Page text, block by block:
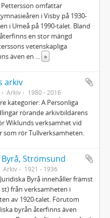
omfattar
i Visby på 1930-
i Umeå på 1990-talet. Bland
en stor mängd
vetenskapliga
även en
»
arkiv
Arkiv 1980 - 2016
kategorier: A Personliga
rörande arkivbildarens
Wiklunds verksamhet vid
som rör Tullverksamheten.
Strömsund
Arkiv 1921 - 1936
Byrå innehåller främst
från verksamheten i
av 1920-talet. Förutom
byrån återfinns även